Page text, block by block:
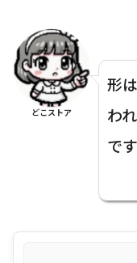
どこストア
形
わ
で